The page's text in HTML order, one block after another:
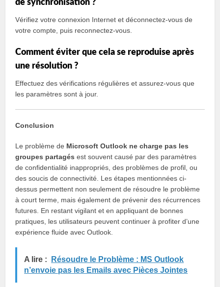
de synchronisation ?
Vérifiez votre connexion Internet et déconnectez-vous de
votre compte, puis reconnectez-vous.
Comment éviter que cela se reproduise après
une résolution ?
Effectuez des vérifications régulières et assurez-vous que
les paramètres sont à jour.
Conclusion
Le problème de Microsoft Outlook ne charge pas les
groupes partagés est souvent causé par des paramètres
de confidentialité inappropriés, des problèmes de profil, ou
des soucis de connectivité. Les étapes mentionnées ci-
dessus permettent non seulement de résoudre le problème
à court terme, mais également de prévenir des récurrences
futures. En restant vigilant et en appliquant de bonnes
pratiques, les utilisateurs peuvent continuer à profiter d’une
expérience fluide avec Outlook.
A lire :
Résoudre le Problème : MS Outlook
n’envoie pas les Emails avec Pièces Jointes